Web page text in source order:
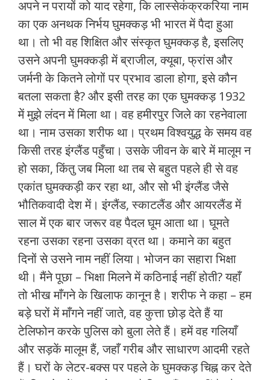
अपने न परायों को याद रहेगा, कि लास्‍सेकंक्रकरिया नाम
का एक अनथक निर्भय घुमक्कड़ भी भारत में पैदा हुआ
था। तो भी वह शिक्षित और संस्कृत घुमक्कड़ है, इसलिए
उसने अपनी घुमक्कड़ी में ब्राजील, क्‍यूबा, फ्रांस और
जर्मनी के कितने लोगों पर प्रभाव डाला होगा, इसे कौन
बतला सकता है? और इसी तरह का एक घुमक्कड़ 1932
में मुझे लंदन में मिला था। वह हमीरपुर जिले का रहनेवाला
था। नाम उसका शरीफ था। प्रथम विश्‍वयुद्ध के समय वह
किसी तरह इंग्लैंड पहुँचा। उसके जीवन के बारे में मालूम न
हो सका, किंतु जब मिला था तब से बहुत पहले ही से वह
एकांत घुमक्कड़ी कर रहा था, और सो भी इंग्लैंड जैसे
भौतिकवादी देश में। इंग्लैंड, स्‍काटलैंड और आयरलैंड में
साल में एक बार जरूर वह पैदल घूम आता था। घूमते
रहना उसका रहना उसका व्रत था। कमाने का बहुत
दिनों से उसने नाम नहीं लिया। भोजन का सहारा भिक्षा
थी। मैंने पूछा – भिक्षा मिलने में कठिनाई नहीं होती? यहाँ
तो भीख माँगने के खिलाफ कानून है। शरीफ ने कहा – हम
बड़े घरों में माँगने नहीं जाते, वह कुत्ता छोड़ देते हैं या
टेलिफोन करके पुलिस को बुला लेते हैं। हमें वह गलियाँ
और सड़कें मालूम हैं, जहाँ गरीब और साधारण आदमी रहते
हैं। घरों के लेटर-बक्‍स पर पहले के घुमक्कड़ चिह्न कर देते